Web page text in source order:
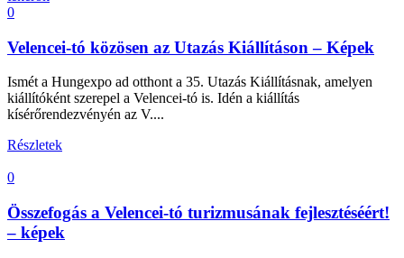
0
Velencei-tó közösen az Utazás Kiállításon – Képek
Ismét a Hungexpo ad otthont a 35. Utazás Kiállításnak, amelyen
kiállítóként szerepel a Velencei-tó is. Idén a kiállítás
kísérőrendezvényén az V....
Részletek
0
Összefogás a Velencei-tó turizmusának fejlesztéséért!
– képek